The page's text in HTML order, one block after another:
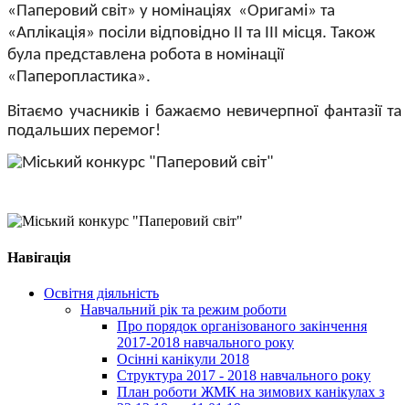
«Паперовий світ» у номінаціях «Оригамі» та
«Аплікація» посіли відповідно ІІ та ІІІ місця. Також
була представлена робота в номінації
«Паперопластика».
Вітаємо учасників і бажаємо невичерпної фантазії та
подальших перемог!
Навігація
Освітня діяльність
Навчальний рік та режим роботи
Про порядок організованого закінчення
2017-2018 навчального року
Осінні канікули 2018
Структура 2017 - 2018 навчального року
План роботи ЖМК на зимових канікулах з